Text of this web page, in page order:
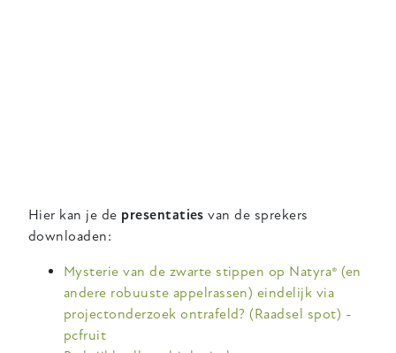
Hier kan je de presentatiesvan de sprekers
downloaden:
Mysterie van de zwarte stippen op Natyra® (en
andere robuuste appelrassen) eindelijk via
projectonderzoek ontrafeld? (Raadsel spot) -
pcfruit